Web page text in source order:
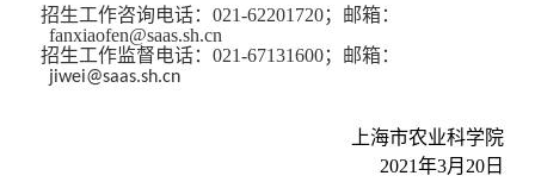
招生工作咨询电话：021-62201720；邮箱：
fanxiaofen@saas.sh.cn
招生工作监督电话： 021-67131600；邮箱：
jiwei@saas.sh.cn
上海市农业科学院
2021年3月20日